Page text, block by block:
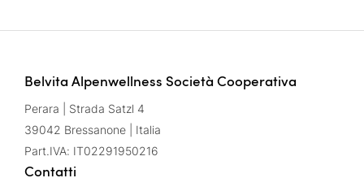
Belvita Alpenwellness Società Cooperativa
Perara | Strada Satzl 4
39042 Bressanone | Italia
Part.IVA: IT02291950216
Contatti